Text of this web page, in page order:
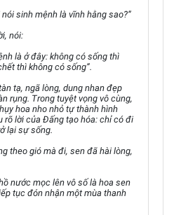
sinh mệnh là vĩnh hằng sao?”
nói:
là ở đây: không có sống thì
thì không có sống”.
tạ, ngã lòng, dung nhan đẹp
rụng. Trong tuyệt vọng vô cùng,
hoa nho nhỏ tự thành hình
rõ lời của Đấng tạo hóa: chỉ có đi
lại sự sống.
theo gió mà đi, sen đã hài lòng,
nước mọc lên vô số là hoa sen
tục đón nhận một mùa thanh